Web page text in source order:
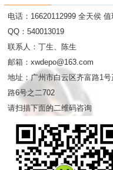
电话：16620112999 全天侯
QQ：540013019
联系人：丁生、陈生
邮箱：xwdepo@163.com
地址：广州市白云区齐富路1
路6号之二702
请扫描下面的二维码咨询